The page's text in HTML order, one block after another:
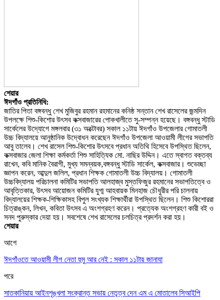
শেয়ার
ঈদগাঁও প্রতিনিধি:
জাতির পিতা বঙ্গবন্ধু শেখ মুজিবুর রহমান রহমানের কনিষ্ঠ সন্তান শেখ রাসেলের জন্মদিন
উপলক্ষে শিশু-কিশোর উৎসব কক্সবাজারের পোকখালীতে সু-সম্পন্ন হয়েছে। বঙ্গবন্ধু স্টাডি
সার্কেলের উদ্যোগে মঙ্গলবার (৩১ অক্টোবর) সকাল ১১টায় ঈদগাঁও উপজেলার গোমাতলী
উচ্চ বিদ্যালয়ে আনুষ্ঠানিক উদ্বোধন করেছেন ঈদগাঁও উপজেলা আওয়ামী লীগের সভাপতি
আবু তালেব। শেখ রাসেল শিশু-কিশোর উৎসবে প্রধান অতিথি হিসেবে উপস্থিত ছিলেন,
কক্সবাজার জেলা শিক্ষা কর্মকর্তা শিশু সাহিত্যিক মো. নাছির উদ্দিন। এতে স্বাগত বক্তব্য
রাখেন, কবি মানিক বৈরাগী, মুখ্য সমন্বয়ক,বঙ্গবন্ধু স্টাডি সার্কেল, কক্সবাজার। শুভেচ্ছা
জ্ঞাপন করেন, আব্দুল জলিল, প্রধান শিক্ষক গোমাতলী উচ্চ বিদ্যালয়। গোমাতলী
উচ্চবিদ্যালয় পরিচালনা কমিটির সভাপতি আলহাজ্ব মুস্তফিজুর রহমানের সভাপতিত্বে ও
আবৃত্তিকার, উৎসব আয়োজন কমিটির যুগ্ম আহবায়ক মিনহাজ চৌধুরীর পরি চালনায়
বিদ্যালয়ের শিক্ষক-শিক্ষিকাসহ বিপুল সংখ্যক শিক্ষার্থীরা উপস্থিত ছিলেন। শিশু কিশোররা
চিত্রাঙ্কন, লিখন, কবিতা উৎসব এ অংশগ্রহণ করেন। প্রত্যেক অংশগ্রহণ কারী বই ও
সনদ পুরুস্কার দেয়া হয়। সবশেষে শেখ রাসেলের চলচিত্র প্রদর্শন করা হয়।
শেয়ার
আগে
ঈদগাঁওতে আওয়ামী লীগ নেতা হুমু আর নেই : সকাল ১১টায় জানাযা
পরে
সাতকানিয়ায় আইনশৃঙ্খলা সংক্রান্ত সভায় নেতৃত্ব দেন এম এ মোতালেব সিআইপি